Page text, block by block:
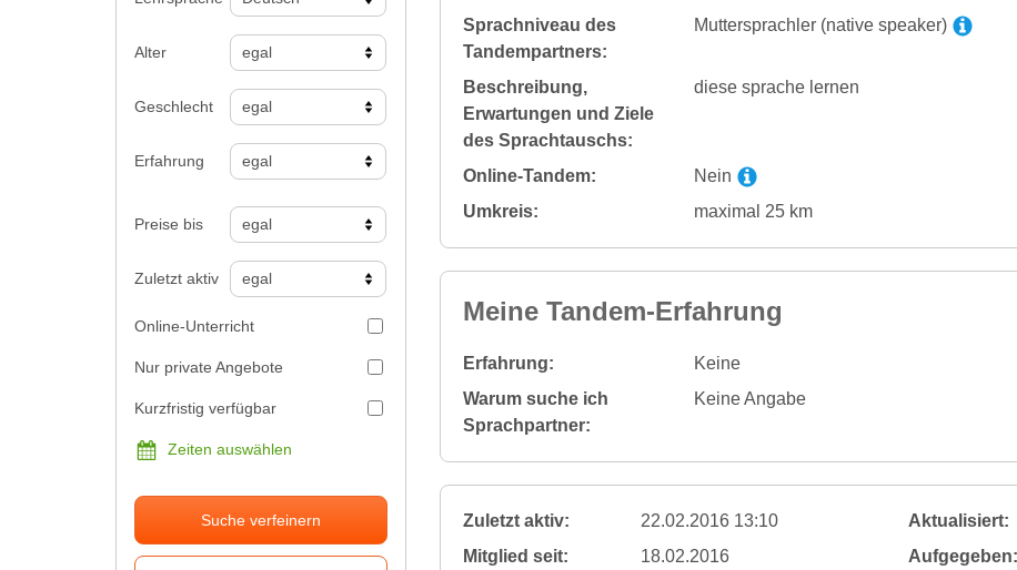
Alter
Geschlecht
Erfahrung
Preise bis
Zuletzt aktiv
Online-Unterricht
Nur private Angebote
Kurzfristig verfügbar
Zeiten auswählen
Suche verfeinern
Sprachniveau des
Tandempartners:
Muttersprachler (native speaker)
Beschreibung,
Erwartungen und Ziele
des Sprachtauschs:
diese sprache lernen
Online-Tandem:
Nein
Umkreis:
maximal 25 km
Meine Tandem-Erfahrung
Erfahrung:
Keine
Warum suche ich
Sprachpartner:
Keine Angabe
Zuletzt aktiv: 22.02.2016 13:10 Aktualisiert:
Mitglied seit:
18.02.2016 Aufgegeben: